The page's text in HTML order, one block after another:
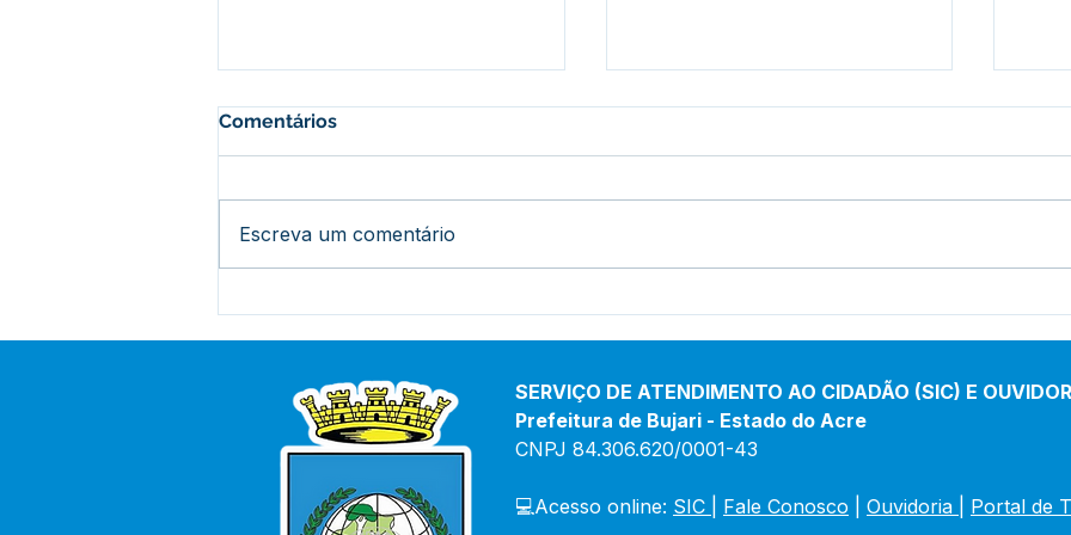
Movimenta Bujari.
Comentários
Escreva um comentário
SERVIÇO DE ATENDIMENTO AO CIDADÃO (SIC) E
Prefeitura de Bujari - Estado do Acre
CNPJ 84.306.620/0001-43
💻Acesso online: SIC Fale Conosco Ouvidoria Portal de